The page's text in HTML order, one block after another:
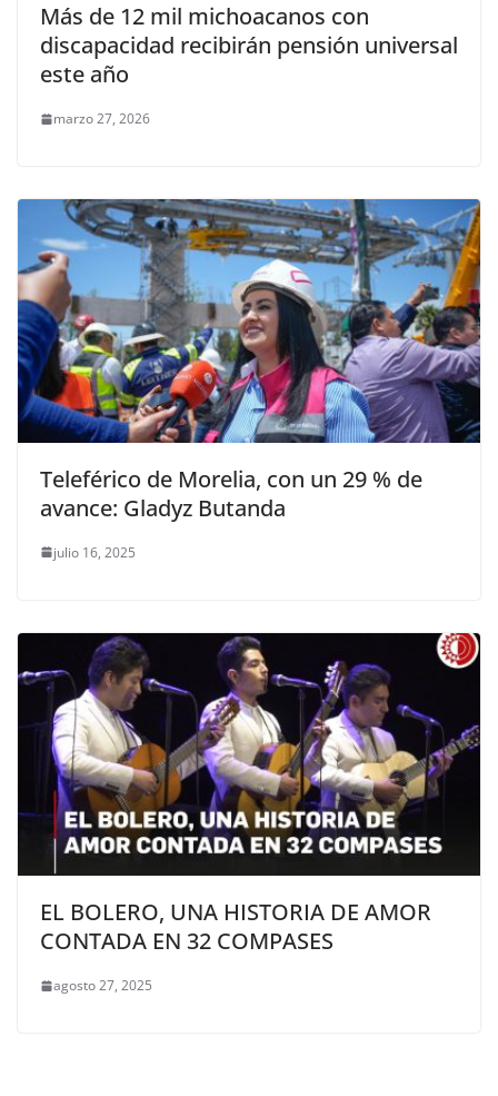
Más de 12 mil michoacanos con
discapacidad recibirán pensión universal
este año
marzo 27, 2026
Teleférico de Morelia, con un 29 % de
avance: Gladyz Butanda
julio 16, 2025
EL BOLERO, UNA HISTORIA DE AMOR
CONTADA EN 32 COMPASES
agosto 27, 2025